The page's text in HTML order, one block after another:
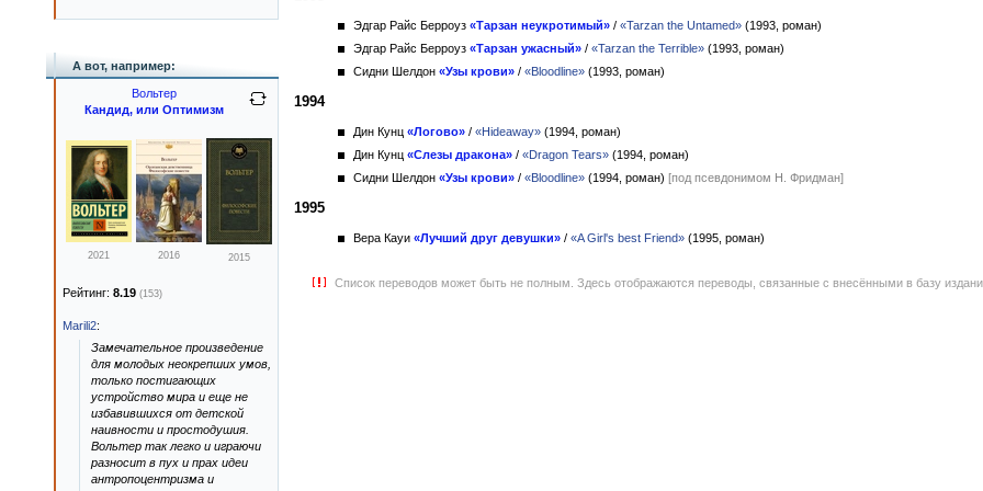
Эдгар Райс Берроуз «Тарзан неукротимый» / «Tarzan the Untamed» (1993, роман)
Эдгар Райс Берроуз «Тарзан ужасный» / «Tarzan the Terrible» (1993, роман)
Сидни Шелдон «Узы крови» / «Bloodline» (1993, роман)
1994
Дин Кунц «Логово» / «Hideaway» (1994, роман)
Дин Кунц «Слезы дракона» / «Dragon Tears» (1994, роман)
Сидни Шелдон «Узы крови» / «Bloodline» (1994, роман) [под псевдонимом Н. Фридман]
1995
Вера Кауи «Лучший друг девушки» / «A Girl's best Friend» (1995, роман)
Список переводов может быть не полным. Здесь отображаются переводы, связанные с внесёнными в базу
А вот, например:
Вольтер
Кандид, или Оптимизм
2021 2016 2015
Рейтинг: 8.19 (153)
Marili2:
Замечательное произведение
для молодых неокрепших умов,
только постигающих
устройство мира и еще не
избавившихся от детской
наивности и простодушия.
Вольтер так легко и играючи
разносит в пух и прах идеи
антропоцентризма и